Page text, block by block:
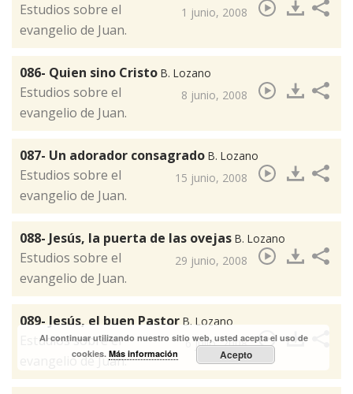
1 junio, 2008
​Estudios sobre el
evangelio de Juan.
086- Quien sino Cristo B. Lozano
8 junio, 2008
​Estudios sobre el
evangelio de Juan.
087- Un adorador consagrado B. Lozano
15 junio, 2008
​Estudios sobre el
evangelio de Juan.
088- Jesús, la puerta de las ovejas B. Lozano
29 junio, 2008
​Estudios sobre el
evangelio de Juan.
089- Jesús, el buen Pastor B. Lozano
6 julio, 2008
​Estudios sobre el
evangelio de Juan.
Al continuar utilizando nuestro sitio web, usted acepta el uso de
cookies.Más información Acepto